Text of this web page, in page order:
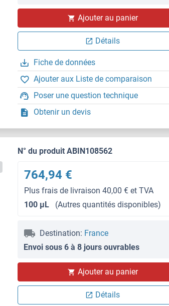
IHC
Ajouter au panier
Détails
Fiche de données
Ajouter aux Liste de comparaison
Poser une question technique
Obtenir un devis
N° du produit ABIN108562
764,94 €
Plus frais de livraison 40,00 € et TVA
100 μL
(Autres quantités disponibles)
Destination: France
Envoi sous 6 à 8 jours ouvrables
Ajouter au panier
Détails